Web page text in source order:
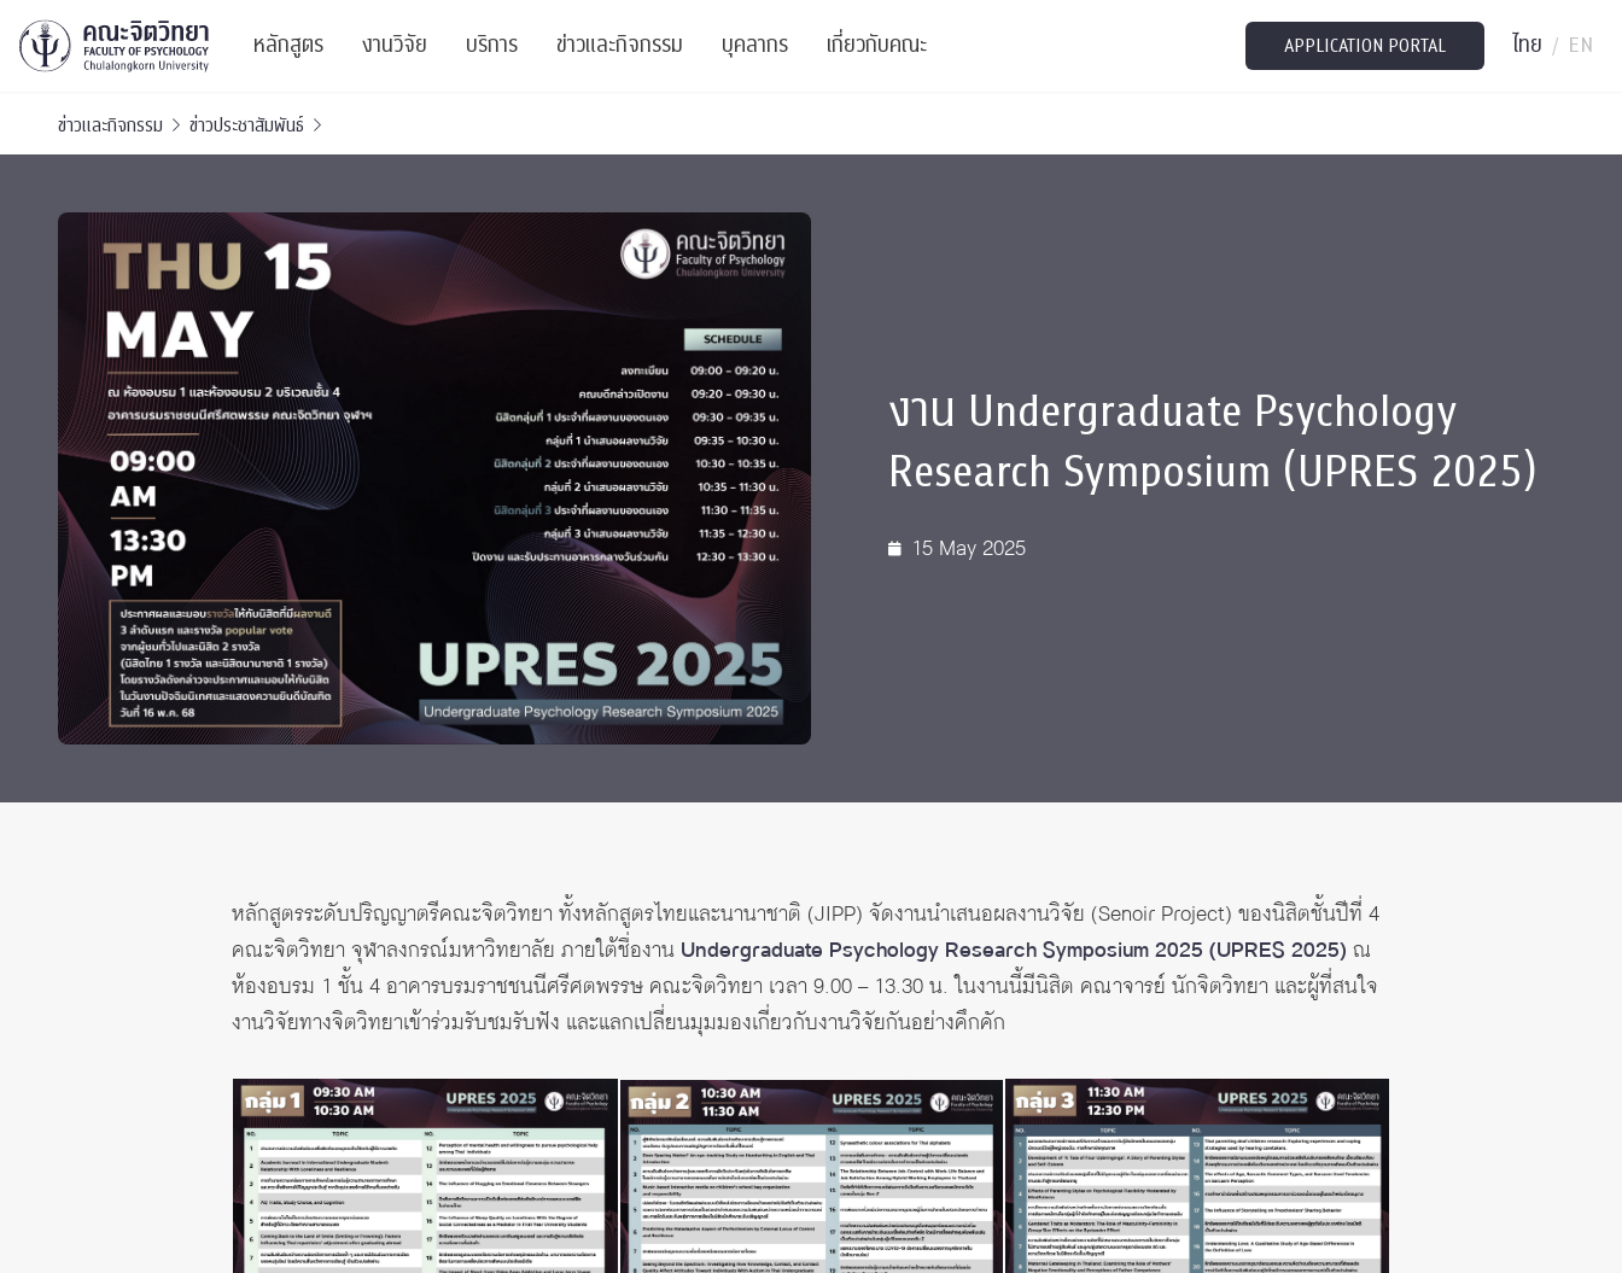
หลักสูตร
ปริญญาบัณฑิต
หลักสูตรปริญญาตรี
บัณฑิตศึกษา
หลักสูตรปริญญาโทและ
นิสิตปัจจุบัน
งานวิจัย
ทรัพยากรและสิ่งสนับสนุน
ผลงานตีพิมพ์
งานประชุมวิชาการระดับนานาชาติ
TICP 2023
SSBW Activities
ทุนและรางวัล
บริการ
PSY Stats Clinic
ศูนย์จิตวิทยาเพื่อประสิทธิภาพองค์กร
Life Di
CU Radio
ข่าวและกิจกรรม
ข่าวประชาสัมพันธ์
เสวนาและบรรยายพิเศษ
โครงการอบรม
ตำแหน่งงาน
บุคลากร
เจ้าหน้าที่
นักวิจัยหลังปริญญาเอก
ผู้บริหาร
เกี่ยวกับคณะ
รายงานประจำปี
ติดต่อเรา
APPLICATION PORTAL ไทย / EN
ข่าวและกิจกรรม ข่าวประชาสัมพันธ์
งาน Undergraduate Psychology
Research Symposium (UPRES 2025)
15 May 2025
หลักสูตรระดับปริญญาตรีคณะจิตวิทยา ทั้งหลักสูตรไทยและนานาชาติ (JIPP) จัดงานนำเสนอผลงานวิจัย (Senoir Project) ของนิสิตชั้นปีที่ 4
คณะจิตวิทยา จุฬาลงกรณ์มหาวิทยาลัย ภายใต้ชื่องาน Undergraduate Psychology Research Symposium 2025 (UPRES 2025) ณ
ห้องอบรม 1 ชั้น 4 อาคารบรมราชชนนีศรีศตพรรษ คณะจิตวิทยา เวลา 9.00 – 13.30 น. ในงานนี้มีนิสิต คณาจารย์ นักจิตวิทยา และผู้ที่สนใจ
งานวิจัยทางจิตวิทยาเข้าร่วมรับชมรับฟัง และแลกเปลี่ยนมุมมองเกี่ยวกับงานวิจัยกันอย่างคึกคัก